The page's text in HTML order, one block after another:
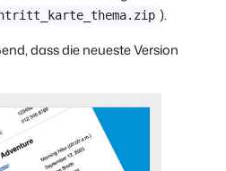
).
dass die neueste Version